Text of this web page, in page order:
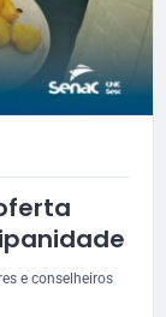
e conselheiros